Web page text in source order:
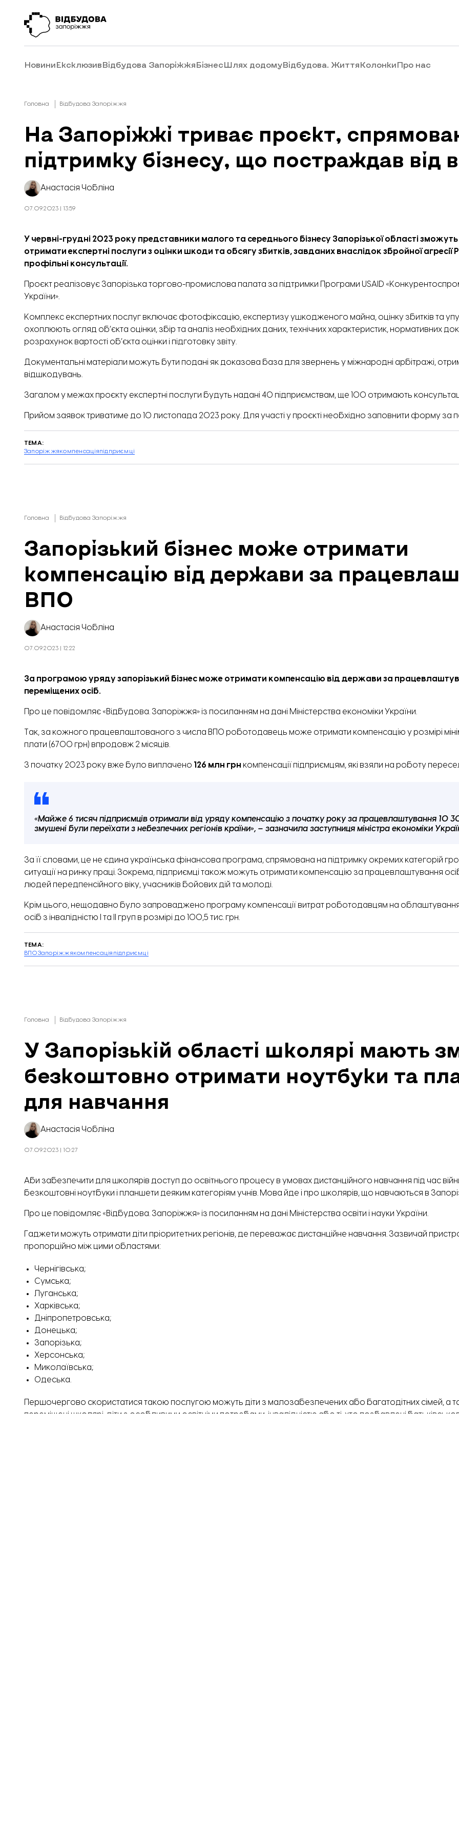
НовиниЕксклюзивВідбудова ЗапоріжжяБізнесШлях додомуВідбудова. ЖиттяКолонкиПро нас
Головна Відбудова Запоріжжя
На Запоріжжі триває проєкт,
підтримку бізнесу, що постраждав від
Анастасія Чобліна
07.09.2023 | 13:59
У червні-грудні 2023 року представники малого та середнього бізнесу Запорізької області
отримати експертні послуги з оцінки шкоди та обсягу збитків, завданих внаслідок збройної агресії
профільні консультації.
Проєкт реалізовує Запорізька торгово-промислова палата за підтримки Програми USAID
України».
Комплекс експертних послуг включає фотофіксацію, експертизу ушкодженого майна, оцінку збитків та
охоплюють огляд об’єкта оцінки, збір та аналіз необхідних даних, технічних характеристик, нормативних
розрахунок вартості об’єкта оцінки і підготовку звіту.
Документальні матеріали можуть бути подані як доказова база для звернень у міжнародні арбітражі,
відшкодувань.
Загалом у межах проєкту експертні послуги будуть надані 40 підприємствам, ще 100 отримають
Прийом заявок триватиме до 10 листопада 2023 року. Для участі у проєкті необхідно заповнити форму за
ТЕМА:
Запоріжжякомпенсаціяпідприємці
Головна Відбудова Запоріжжя
Запорізький бізнес може отримати
компенсацію від держави за
ВПО
Анастасія Чобліна
07.09.2023 | 12:22
За програмою уряду запорізький бізнес може отримати компенсацію від держави за
переміщених осіб.
Про це повідомляє «Відбудова. Запоріжжя» із посиланням на дані Міністерства економіки України.
Так, за кожного працевлаштованого з числа ВПО роботодавець може отримати компенсацію у розмірі
плати (6700 грн) впродовж 2 місяців.
З початку 2023 року вже було виплачено 126 млн грн компенсації підприємцям, які взяли на роботу
«Майже 6 тисяч підприємців отримали від уряду компенсацію з початку року за працевлаштування 10
змушені були переїхати з небезпечних регіонів країни», – зазначила заступниця міністра економіки
За її словами, це не єдина українська фінансова програма, спрямована на підтримку окремих категорій
ситуації на ринку праці. Зокрема, підприємці також можуть отримати компенсацію за працевлаштування осіб
людей передпенсійного віку, учасників бойових дій та молоді.
Крім цього, нещодавно було запроваджено програму компенсації витрат роботодавцям на
осіб з інвалідністю І та ІІ груп в розмірі до 100,5 тис. грн.
ТЕМА:
ВПОЗапоріжжякомпенсація підприємці
Головна Відбудова Запоріжжя
У Запорізькій області школярі мають
безкоштовно отримати ноутбуки та
для навчання
Анастасія Чобліна
07.09.2023 | 10:27
Аби забезпечити для школярів доступ до освітнього процесу в умовах дистанційного навчання під час
безкоштовні ноутбуки і планшети деяким категоріям учнів. Мова йде і про школярів, що навчаються в
Про це повідомляє «Відбудова. Запоріжжя» із посиланням на дані Міністерства освіти і науки України.
Гаджети можуть отримати діти пріоритетних регіонів, де переважає дистанційне навчання. Зазвичай
пропорційно між цими областями:
Чернігівська;
Сумська;
Луганська;
Харківська;
Дніпропетровська;
Донецька;
Запорізька;
Херсонська;
Миколаївська;
Одеська.
Першочергово скористатися такою послугою можуть діти з малозабезпечених або багатодітних сімей, а
переміщені школярі, діти з особливими освітніми потребами, інвалідністю або ті, хто позбавлені